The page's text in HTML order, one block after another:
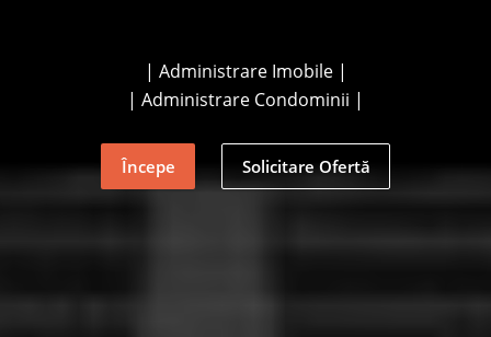
| Administrare Imobile |
| Administrare Condominii |
Începe Solicitare Ofertă